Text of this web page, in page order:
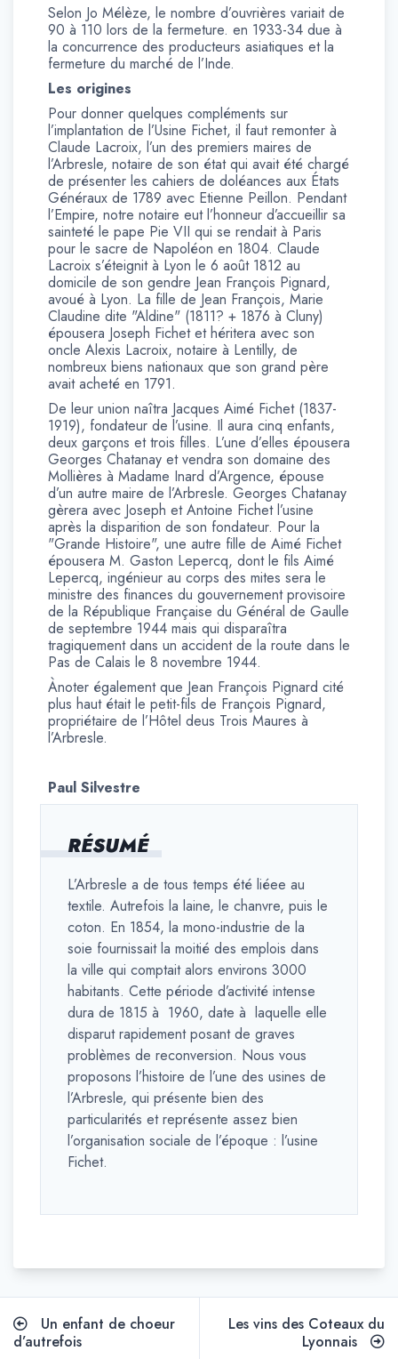
RÉSUMÉ
L’Arbresle a de tous temps été liéee au
textile. Autrefois la laine, le chanvre, puis le
coton. En 1854, la mono-industrie de la
soie fournissait la moitié des emplois dans
la ville qui comptait alors environs 3000
habitants. Cette période d’activité intense
dura de 1815 à 1960, date à laquelle elle
disparut rapidement posant de graves
problèmes de reconversion. Nous vous
proposons l’histoire de l’une des usines de
l’Arbresle, qui présente bien des
particularités et représente assez bien
l’organisation sociale de l’époque : l’usine
Fichet.
Selon Jo Mélèze, le nombre d’ouvrières variait de
90 à 110 lors de la fermeture. en 1933-34 due à
la concurrence des producteurs asiatiques et la
fermeture du marché de l’Inde.
Les origines
Pour donner quelques compléments sur
l’implantation de l’Usine Fichet, il faut remonter à
Claude Lacroix, l’un des premiers maires de
l’Arbresle, notaire de son état qui avait été chargé
de présenter les cahiers de doléances aux États
Généraux de 1789 avec Etienne Peillon. Pendant
l’Empire, notre notaire eut l’honneur d’accueillir sa
sainteté le pape Pie VII qui se rendait à Paris
pour le sacre de Napoléon en 1804. Claude
Lacroix s’éteignit à Lyon le 6 août 1812 au
domicile de son gendre Jean François Pignard,
avoué à Lyon. La fille de Jean François, Marie
Claudine dite "Aldine" (1811? + 1876 à Cluny)
épousera Joseph Fichet et héritera avec son
oncle Alexis Lacroix, notaire à Lentilly, de
nombreux biens nationaux que son grand père
avait acheté en 1791.
De leur union naîtra Jacques Aimé Fichet (1837-
1919), fondateur de l’usine. Il aura cinq enfants,
deux garçons et trois filles. L’une d’elles épousera
Georges Chatanay et vendra son domaine des
Mollières à Madame Inard d’Argence, épouse
d’un autre maire de l’Arbresle. Georges Chatanay
gèrera avec Joseph et Antoine Fichet l’usine
après la disparition de son fondateur. Pour la
"Grande Histoire", une autre fille de Aimé Fichet
épousera M. Gaston Lepercq, dont le fils Aimé
Lepercq, ingénieur au corps des mites sera le
ministre des finances du gouvernement provisoire
de la République Française du Général de Gaulle
de septembre 1944 mais qui disparaîtra
tragiquement dans un accident de la route dans le
Pas de Calais le 8 novembre 1944.
Ànoter également que Jean François Pignard cité
plus haut était le petit-fils de François Pignard,
propriétaire de l’Hôtel deus Trois Maures à
l’Arbresle.
Paul Silvestre
Navigation
de
Un enfant de choeur
d’autrefois
Les vins des Coteaux du
Lyonnais